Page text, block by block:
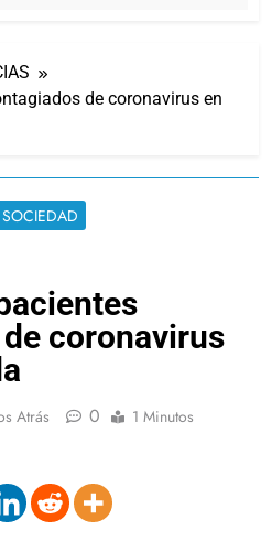
de coronavirus en
SOCIEDAD
coronavirus
Atrás 0 1 Minutos